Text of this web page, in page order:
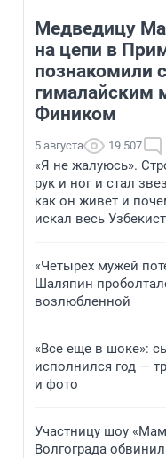
Медведицу
на цепи в
познакомили с
гималайским
Фиником
5 августа 19 507
«Я не жалуюсь».
рук и ног и стал
как он живет и
искал весь
«Четырех мужей
Шаляпин
возлюбленной
«Все еще в шоке»:
исполнился год —
и фото
Участницу шоу
Волгограда